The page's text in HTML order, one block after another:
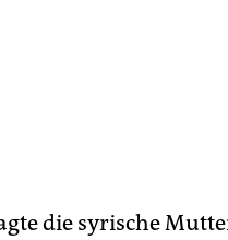
die syrische